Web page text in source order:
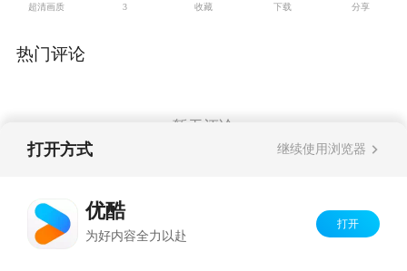
超清画质 3 收藏 下载 分享
热门评论
暂无评论
打开方式 继续使用浏览器
优酷
为好内容全力以赴
打开